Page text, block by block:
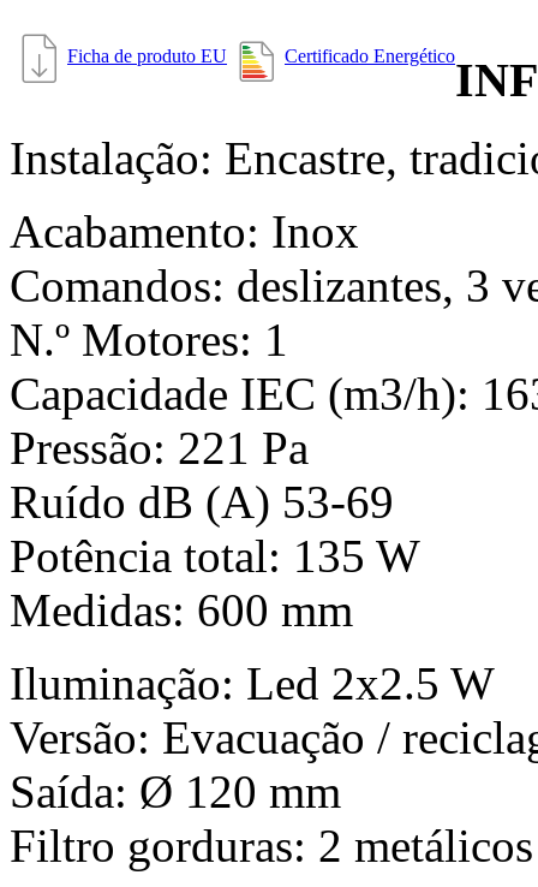
Ficha de produto EU Certificado Energético
Instalação: Encastre,
Acabamento: Inox
Comandos: deslizantes, 3
N.º Motores: 1
Capacidade IEC (m3/h):
Pressão: 221 Pa
Ruído dB (A) 53-69
Potência total: 135 W
Medidas: 600 mm
Iluminação: Led 2x2.5 W
Versão: Evacuação /
Saída: Ø 120 mm
Filtro gorduras: 2 metálicos